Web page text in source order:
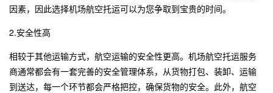
因素，因此选择机场航空托运可以为您争取到宝贵的时间。
2.安全性高
相较于其他运输方式，航空运输的安全性更高。机场航空托运服务
商通常都会有一套完善的安全管理体系，从货物打包、装卸、运输
到送达，每一个环节都会严格把控，确保货物的安全。此外，航空